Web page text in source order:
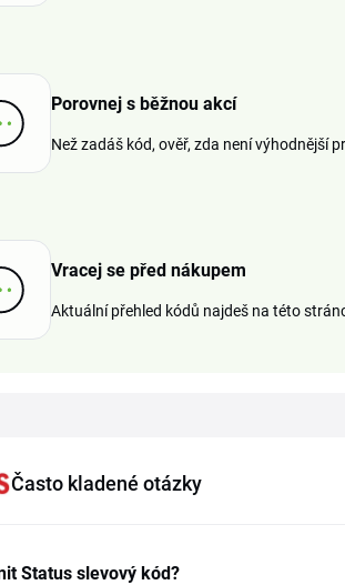
Porovnej s běžnou akcí
Než zadáš kód, ověř, zda není výhodnější
Vracej se před nákupem
Aktuální přehled kódů najdeš na této
Často kladené otázky
Status slevový kód?